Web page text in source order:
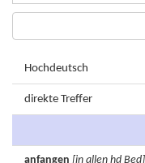
Hochdeutsch
direkte Treffer
anfangen [in allen hd Bed]